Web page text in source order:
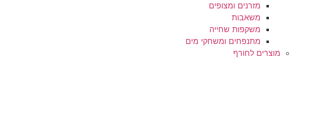
מזרנים ומצופים
משאבות
משקפות שחייה
מתנפחים ומשחקי מים
מוצרים לחורף